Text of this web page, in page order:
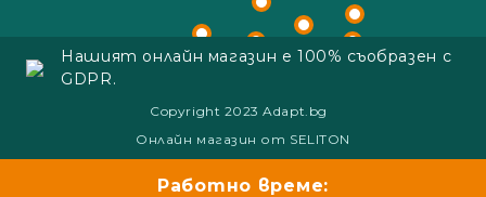
Нашият онлайн магазин е 100% съобразен с
GDPR.
Copyright 2023 Adapt.bg
Онлайн магазин от SELITON
Работно време: